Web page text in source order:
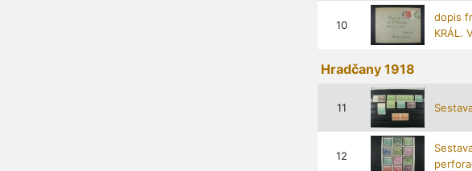
10
dopis
KRÁL.
Hradčany 1918
11
12